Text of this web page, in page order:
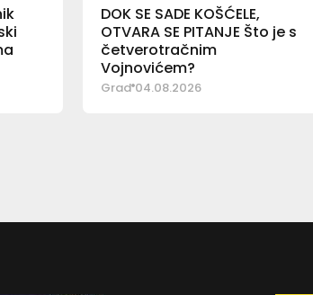
DOK SE SADE KOŠĆELE,
OTVARA SE PITANJE Što je s
četverotračnim
Vojnovićem?
Grad 04.08.2026